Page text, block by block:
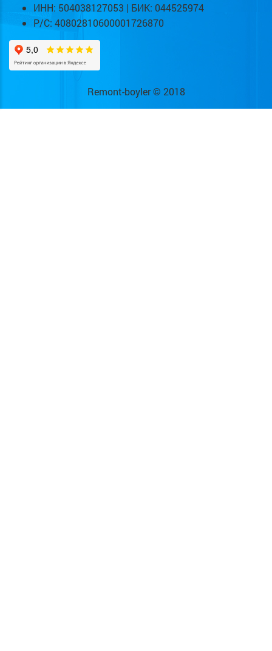
ИНН: 504038127053 | БИК: 044525974
Р/С: 40802810600001726870
Remont-boyler © 2018